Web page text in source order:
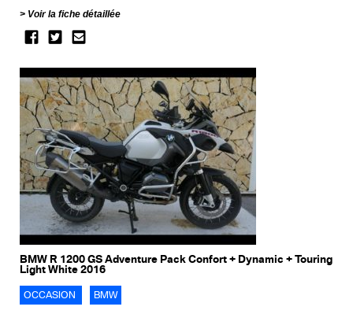
Voir la fiche détaillée
BMW R 1200 GS Adventure Pack Confort + Dynamic + Touring
Light White 2016
OCCASION BMW